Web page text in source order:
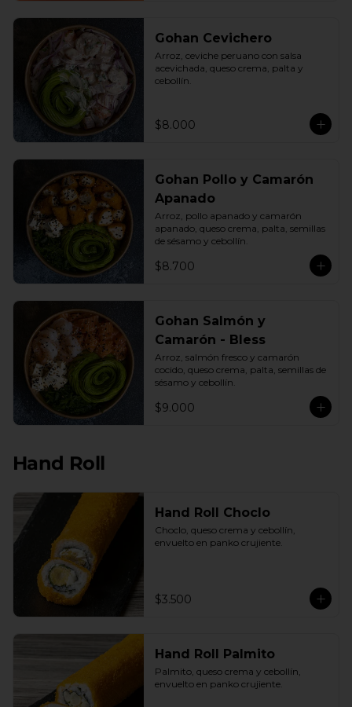
Gohan Cevichero
Arroz, ceviche peruano con salsa
acevichada, queso crema, palta y
cebollín.
$8.000
Gohan Pollo y Camarón
Apanado
Arroz, pollo apanado y camarón
apanado, queso crema, palta, semillas
de sésamo y cebollín.
$8.700
Gohan Salmón y
Camarón - Bless
Arroz, salmón fresco y camarón
cocido, queso crema, palta, semillas de
sésamo y cebollín.
$9.000
Hand Roll
Hand Roll Choclo
Choclo, queso crema y cebollín,
envuelto en panko crujiente.
$3.500
Hand Roll Palmito
Palmito, queso crema y cebollín,
envuelto en panko crujiente.